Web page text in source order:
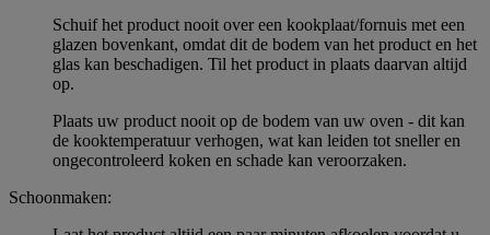
Schuif het product nooit over een kookplaat/fornuis met een
glazen bovenkant, omdat dit de bodem van het product en het
glas kan beschadigen. Til het product in plaats daarvan altijd
op.
Plaats uw product nooit op de bodem van uw oven - dit kan
de kooktemperatuur verhogen, wat kan leiden tot sneller en
ongecontroleerd koken en schade kan veroorzaken.
Schoonmaken: